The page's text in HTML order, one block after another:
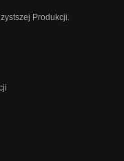
Produkcji.